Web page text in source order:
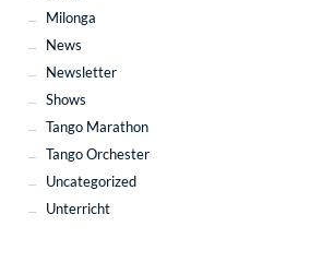
Milonga
News
Newsletter
Shows
Tango Marathon
Tango Orchester
Uncategorized
Unterricht